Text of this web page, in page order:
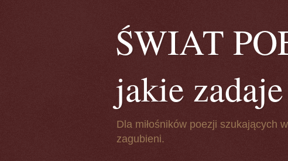
ŚWIAT
jakie
Dla miłośników poezji szukających
zagubieni.